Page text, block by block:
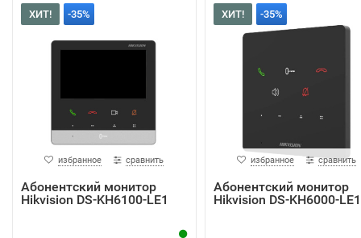
ХИТ! -35%
избранное сравнить
Абонентский монитор
Hikvision DS-KH6100-LE1
ХИТ! -35%
избранное сравнить
Абонентский монитор
Hikvision DS-KH6000-LE1